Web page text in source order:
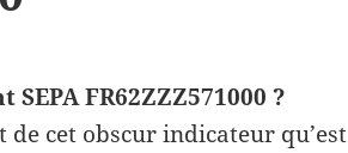
FR62ZZZ571000 ?
cet obscur indicateur qu’est